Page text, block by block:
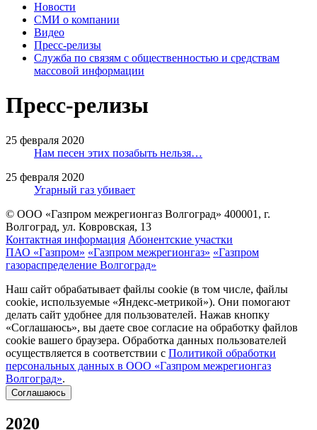
Новости
СМИ о компании
Видео
Пресс-релизы
Служба по связям с общественностью и средствам
массовой информации
Пресс-релизы
25 февраля 2020
Нам песен этих позабыть нельзя…
25 февраля 2020
Угарный газ убивает
© ООО «Газпром межрегионгаз Волгоград» 400001, г.
Волгоград, ул. Ковровская, 13
Контактная информация Абонентские участки
ПАО «Газпром» «Газпром межрегионгаз» «Газпром
газораспределение Волгоград»
Наш сайт обрабатывает файлы cookie (в том числе, файлы
cookie, используемые «Яндекс-метрикой»). Они помогают
делать сайт удобнее для пользователей. Нажав кнопку
«Соглашаюсь», вы даете свое согласие на обработку файлов
cookie вашего браузера. Обработка данных пользователей
осуществляется в соответствии с Политикой обработки
персональных данных в ООО «Газпром межрегионгаз
Волгоград».
Соглашаюсь
2020